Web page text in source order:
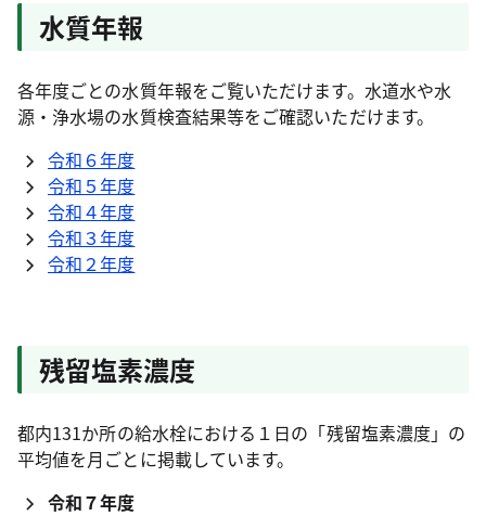
水質年報
各年度ごとの水質年報をご覧いただけます。水道水や水
源・浄水場の水質検査結果等をご確認いただけます。
令和６年度
令和５年度
令和４年度
令和３年度
令和２年度
残留塩素濃度
都内131か所の給水栓における１日の「残留塩素濃度」の
平均値を月ごとに掲載しています。
令和７年度